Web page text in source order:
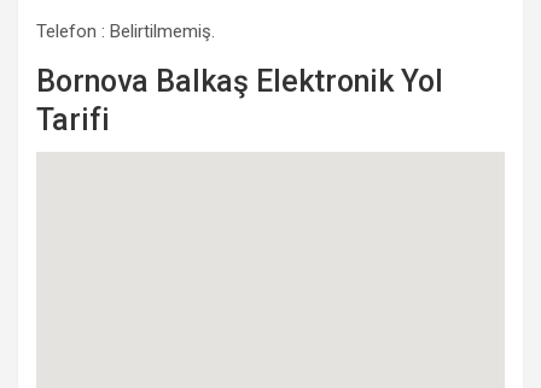
Telefon : Belirtilmemiş.
Bornova Balkaş Elektronik Yol
Tarifi